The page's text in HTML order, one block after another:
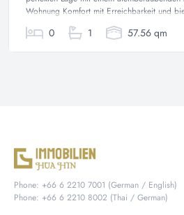
Wohnung Komfort mit Erreichbarkeit und
0 1 57.56 qm
Phone: +66 6 2210 7001 (German / English)
Phone: +66 6 2210 8002 (Thai / German)